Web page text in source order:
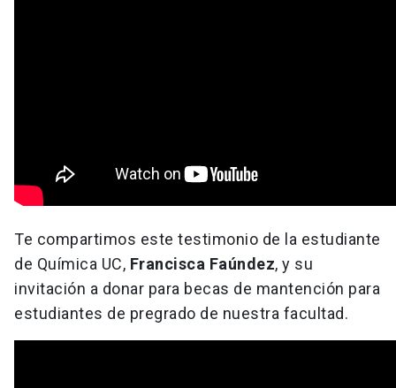
Te compartimos este testimonio de la estudiante
de Química UC, Francisca Faúndez, y su
invitación a donar para becas de mantención para
estudiantes de pregrado de nuestra facultad.